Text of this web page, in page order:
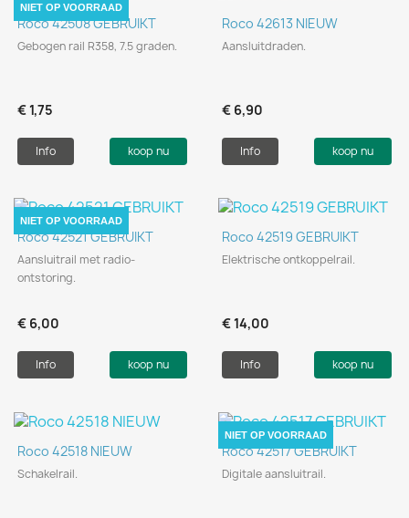
Roco 42508 GEBRUIKT
Gebogen rail R358, 7.5 graden.
€ 1,75
Info koop nu
NIET OP VOORRAAD
Roco 42613 NIEUW
Aansluitdraden.
€ 6,90
Info koop nu
Roco 42521 GEBRUIKT
Aansluitrail met radio-
ontstoring.
€ 6,00
Info koop nu
NIET OP VOORRAAD
Roco 42519 GEBRUIKT
Elektrische ontkoppelrail.
€ 14,00
Info koop nu
Roco 42518 NIEUW
Schakelrail.
Roco 42517 GEBRUIKT
Digitale aansluitrail.
NIET OP VOORRAAD